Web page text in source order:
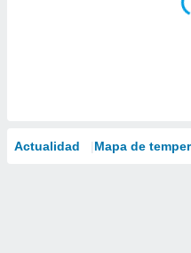
Actualidad Mapa de